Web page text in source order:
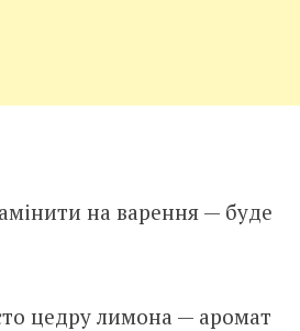
на варення — буде
цедру лимона — аромат